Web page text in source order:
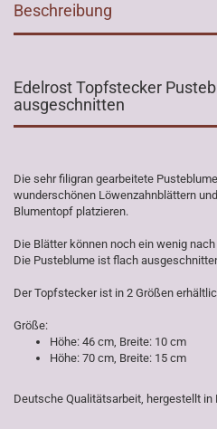
Beschreibung
Edelrost Topfstecker
ausgeschnitten
Die sehr filigran gearbeitete
wunderschönen Löwenzahnblättern
Blumentopf platzieren.
Die Blätter können noch ein wenig
Die Pusteblume ist flach
Der Topfstecker ist in 2 Größen
Größe:
Höhe: 46 cm, Breite: 10 cm
Höhe: 70 cm, Breite: 15 cm
Deutsche Qualitätsarbeit, hergestellt in